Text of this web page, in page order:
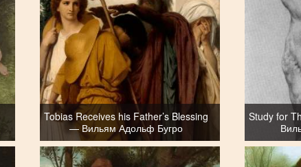
Tobias Receives his Father’s Blessing
— Вильям Адольф Бугро
Study for